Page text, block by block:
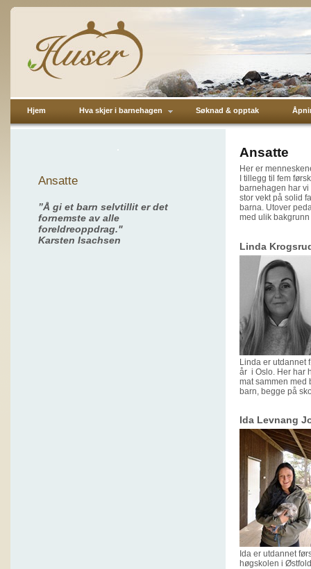
Hjem Hva skjer i barnehagen Søknad & opptak
Ansatte
”Å gi et barn selvtillit er det
fornemste av alle
foreldreoppdrag."
Karsten Isachsen
Ansatte
Her er
I tillegg til fem
barnehagen har
stor vekt på solid
barna. Utover
med ulik
Linda
Linda er utdannet
år i Oslo. Her har
mat sammen med
barn, begge på
Ida Levnang
Ida er utdannet
høgskolen i